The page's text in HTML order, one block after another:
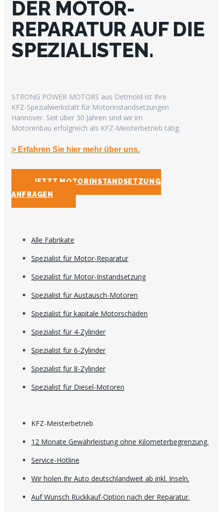
DER MOTOR-
REPARATUR AUF DIE
SPEZIALISTEN.
STRONG POWER MOTORS aus Detmold ist Ihre
KFZ-Spezialwerkstatt für Motorinstandsetzungen
Hannover. Seit über 30 Jahren sind wir im
Motorenbau erfolgreich als KFZ-Meisterbetrieb tätig.
> Erfahren Sie hier mehr über uns.
JETZT MOTORINSTANDSETZUNG
ANFRAGEN
Alle Fabrikate
Spezialist für Motor-Reparatur
Spezialist für Motor-Instandsetzung
Spezialist für Austausch-Motoren
Spezialist für kapitale Motorschäden
Spezialist für 4-Zylinder
Spezialist für 6-Zylinder
Spezialist für 8-Zylinder
Spezialist für Diesel-Motoren
KFZ-Meisterbetrieb
12 Monate Gewährleistung ohne Kilometerbegrenzung.
Service-Hotline
Wir holen Ihr Auto deutschlandweit ab inkl. Inseln.
Auf Wunsch Rückkauf-Option nach der Reparatur.